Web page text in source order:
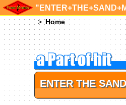
Home
ENTER THE